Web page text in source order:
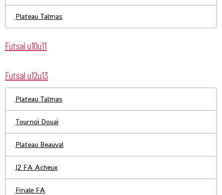
Plateau Talmas
Futsal u10u11
Futsal u12u13
Plateau Talmas
Tournoi Douai
Plateau Beauval
J2 FA Acheux
Finale FA